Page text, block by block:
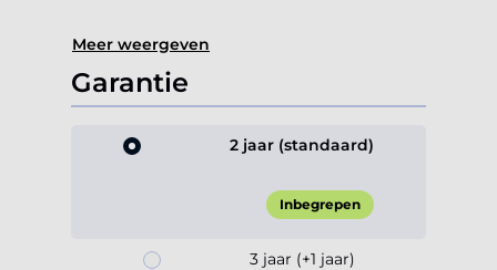
Meer weergeven
Garantie
2 jaar (standaard)
Inbegrepen
3 jaar (+1 jaar)